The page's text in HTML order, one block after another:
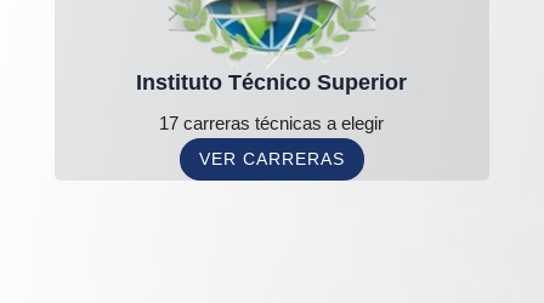
Instituto Técnico Superior
17 carreras técnicas a elegir
VER CARRERAS